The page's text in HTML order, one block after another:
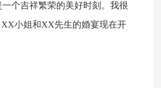
个吉祥繁荣的美好时刻。我很
小姐和XX先生的婚宴现在开